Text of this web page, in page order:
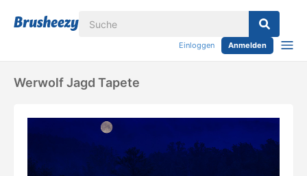
Einloggen Anmelden
Werwolf Jagd Tapete